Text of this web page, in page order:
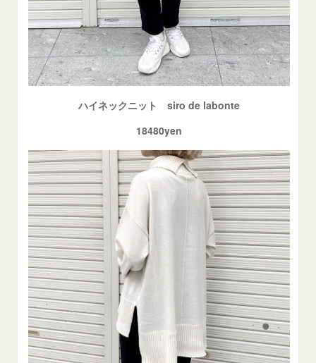
ハイネックニット siro de labonte
18480yen